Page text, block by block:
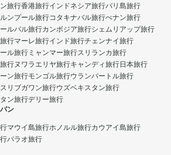
旅行香港旅行インドネシア旅行バリ島旅行
ンプール旅行コタキナバル旅行ぺナン旅行
ルバル旅行カンボジア旅行シェムリアップ旅行
行マーレ旅行インド旅行チェンナイ旅行
ル旅行 ミャンマー旅行スリランカ旅行
行ヌワラエリヤ旅行キャンディ旅行日本旅行
ン旅行モンゴル旅行ウランバートル旅行
リブガワン旅行ウズベキスタン旅行
ン旅行デリー旅行
ン
マウイ島旅行ホノルル旅行カウアイ島旅行
パラオ旅行